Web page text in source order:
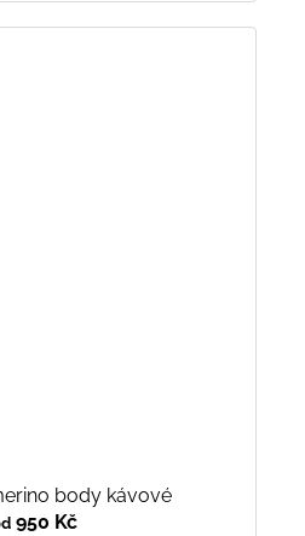
body kávové
950 Kč